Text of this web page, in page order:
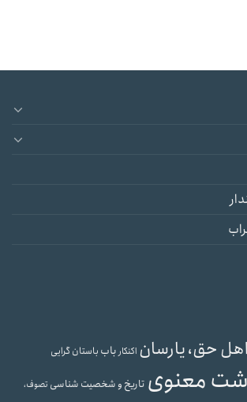
اهل حق، یارسان اکنکارباب باستان گرایی
معنوی تاریخ و شخصیت شناسی تصوف،